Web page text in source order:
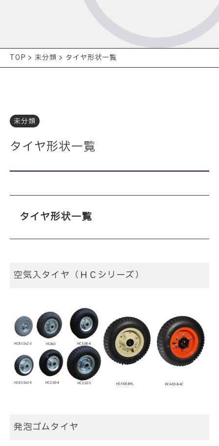
TOP > 未分類 > タイヤ形状一覧
未分類
タイヤ形状一覧
タイヤ形状一覧
空気入タイヤ（ＨＣシリーズ）
発泡ゴムタイヤ